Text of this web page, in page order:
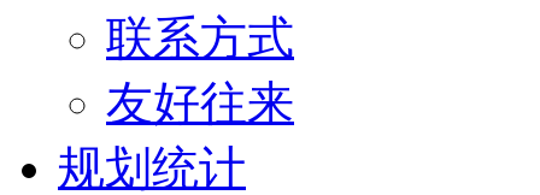
联系方式
友好往来
规划统计